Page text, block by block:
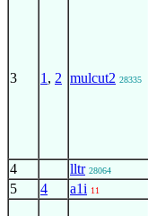
3 1 , 2 mulcut2 28335
4 lltr 28064
5 4 a1i 11